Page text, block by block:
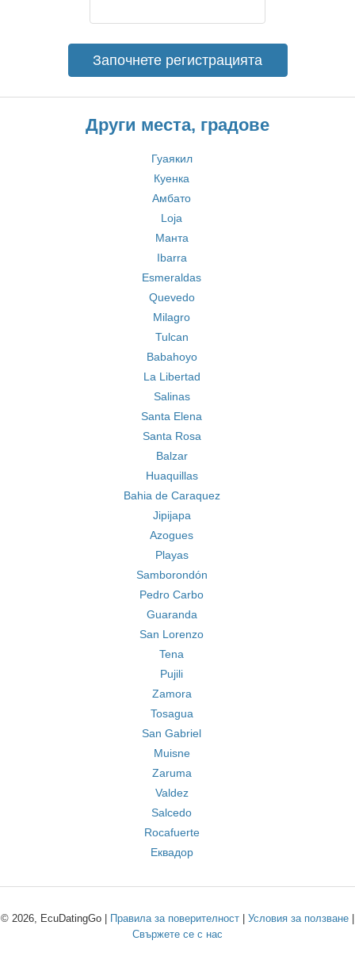
Започнете регистрацията
Други места, градове
Гуаякил
Куенка
Амбато
Loja
Mанта
Ibarra
Esmeraldas
Quevedo
Milagro
Tulcan
Babahoyo
La Libertad
Salinas
Santa Elena
Santa Rosa
Balzar
Huaquillas
Bahia de Caraquez
Jipijapa
Azogues
Playas
Samborondón
Pedro Carbo
Guaranda
San Lorenzo
Tena
Pujili
Zamora
Tosagua
San Gabriel
Muisne
Zaruma
Valdez
Salcedo
Rocafuerte
Еквадор
© 2026, EcuDatingGo | Правила за поверителност Условия за ползване
Свържете се с нас